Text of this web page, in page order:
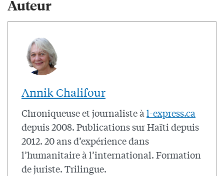
Auteur
Annik Chalifour
Chroniqueuse et journaliste à l-express.ca
depuis 2008. Publications sur Haïti depuis
2012. 20 ans d’expérience dans
l’humanitaire à l’international. Formation
de juriste. Trilingue.